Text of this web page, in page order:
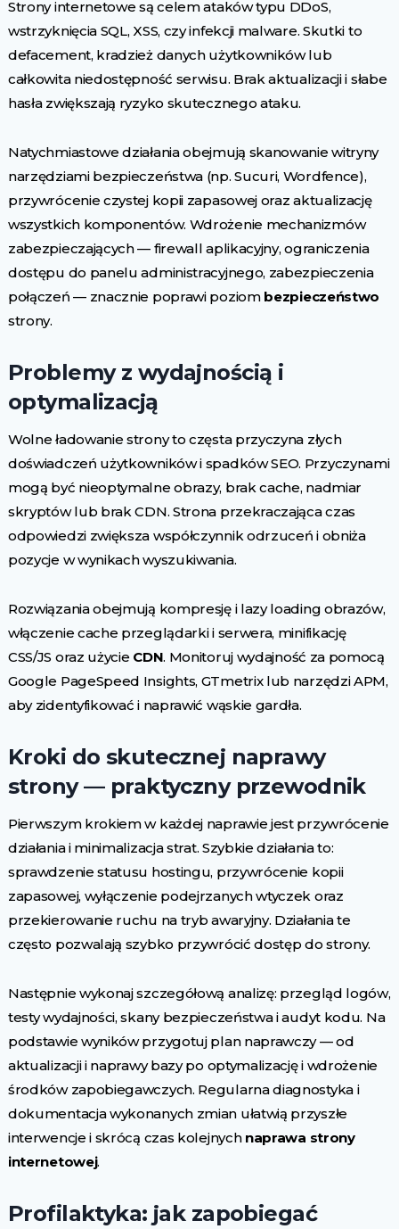
Strony internetowe są celem ataków typu DDoS,
wstrzyknięcia SQL, XSS, czy infekcji malware. Skutki to
defacement, kradzież danych użytkowników lub
całkowita niedostępność serwisu. Brak aktualizacji i słabe
hasła zwiększają ryzyko skutecznego ataku.
Natychmiastowe działania obejmują skanowanie witryny
narzędziami bezpieczeństwa (np. Sucuri, Wordfence),
przywrócenie czystej kopii zapasowej oraz aktualizację
wszystkich komponentów. Wdrożenie mechanizmów
zabezpieczających — firewall aplikacyjny, ograniczenia
dostępu do panelu administracyjnego, zabezpieczenia
połączeń — znacznie poprawi poziom bezpieczeństwo
strony.
Problemy z wydajnością i
optymalizacją
Wolne ładowanie strony to częsta przyczyna złych
doświadczeń użytkowników i spadków SEO. Przyczynami
mogą być nieoptymalne obrazy, brak cache, nadmiar
skryptów lub brak CDN. Strona przekraczająca czas
odpowiedzi zwiększa współczynnik odrzuceń i obniża
pozycje w wynikach wyszukiwania.
Rozwiązania obejmują kompresję i lazy loading obrazów,
włączenie cache przeglądarki i serwera, minifikację
CSS/JS oraz użycie CDN. Monitoruj wydajność za pomocą
Google PageSpeed Insights, GTmetrix lub narzędzi APM,
aby zidentyfikować i naprawić wąskie gardła.
Kroki do skutecznej naprawy
strony — praktyczny przewodnik
Pierwszym krokiem w każdej naprawie jest przywrócenie
działania i minimalizacja strat. Szybkie działania to:
sprawdzenie statusu hostingu, przywrócenie kopii
zapasowej, wyłączenie podejrzanych wtyczek oraz
przekierowanie ruchu na tryb awaryjny. Działania te
często pozwalają szybko przywrócić dostęp do strony.
Następnie wykonaj szczegółową analizę: przegląd logów,
testy wydajności, skany bezpieczeństwa i audyt kodu. Na
podstawie wyników przygotuj plan naprawczy — od
aktualizacji i naprawy bazy po optymalizację i wdrożenie
środków zapobiegawczych. Regularna diagnostyka i
dokumentacja wykonanych zmian ułatwią przyszłe
interwencje i skrócą czas kolejnych naprawa strony
internetowej.
Profilaktyka: jak zapobiegać